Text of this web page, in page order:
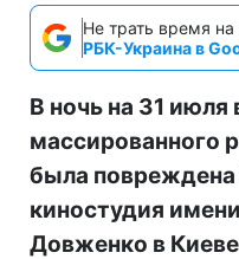
Не трать время
РБК-Украина в
В ночь на 31 июля
массированного
была повреждена
киностудия
Довженко в